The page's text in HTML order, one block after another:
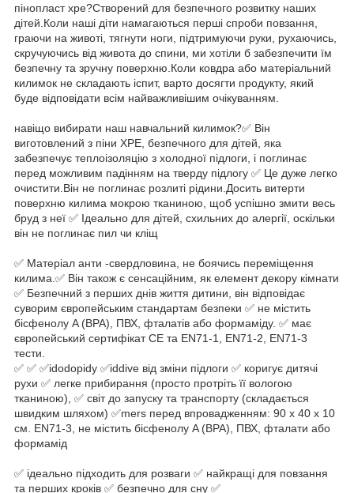
пінопласт xpe?Створений для безпечного розвитку наших
дітей.Коли наші діти намагаються перші спроби повзання,
граючи на животі, тягнути ноги, підтримуючи руки, рухаючись,
скручуючись від живота до спини, ми хотіли б забезпечити їм
безпечну та зручну поверхню.Коли ковдра або матеріальний
килимок не складають іспит, варто досягти продукту, який
буде відповідати всім найважливішим очікуванням.
навіщо вибирати наш навчальний килимок?✅ Він
виготовлений з піни XPE, безпечного для дітей, яка
забезпечує теплоізоляцію з холодної підлоги, і поглинає
перед можливим падінням на тверду підлогу ✅ Це дуже легко
очистити.Він не поглинає розлиті рідини.Досить витерти
поверхню килима мокрою тканиною, щоб успішно змити весь
бруд з неї ✅ Ідеально для дітей, схильних до алергії, оскільки
він не поглинає пил чи кліщ
✅ Матеріал анти -свердловина, не боячись переміщення
килима.✅ Він також є сенсаційним, як елемент декору кімнати
✅ Безпечний з перших днів життя дитини, він відповідає
суворим європейським стандартам безпеки ✅ не містить
бісфенолу A (BPA), ПВХ, фталатів або формаміду. ✅ має
європейський сертифікат СЕ та EN71-1, EN71-2, EN71-3
тести.
✅ ✅ ✅idodopidy ✅iddive від зміни підлоги ✅ коригує дитячі
рухи ✅ легке прибирання (просто протріть її вологою
тканиною), ✅ світ до запуску та транспорту (складається
швидким шляхом) ✅mers перед впровадженням: 90 x 40 x 10
см. EN71-3, не містить бісфенолу A (BPA), ПВХ, фталати або
формамід
✅ ідеально підходить для розваги ✅ найкращі для повзання
та перших кроків ✅ безпечно для сну ✅